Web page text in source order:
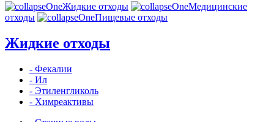
Жидкие отходы
Медицинские
отходы
Пищевые отходы
Жидкие отходы
- Фекалии
- Ил
- Этиленгликоль
- Химреактивы